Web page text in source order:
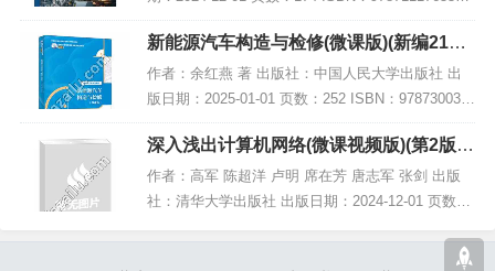
电子书大小：251MB [高清扫描版PDF格式] 内容简
介 该著...
新能源汽车构造与检修(微课版)(新编21世
纪高等职业教育精品教材·汽车类),PDF下
载
作者：余红燕 著 出版社：中国人民大学出版社 出
版日期：2025-01-01 页数：252 ISBN：978730033
3755 电子书大小：200MB [高清扫描版PDF格式] 内
容简介...
深入浅出计算机网络(微课视频版)(第2版),
PDF电子书下载
作者：高军 陈超洋 卢明 席在芳 唐志军 张剑 出版
社：清华大学出版社 出版日期：2024-12-01 页数：